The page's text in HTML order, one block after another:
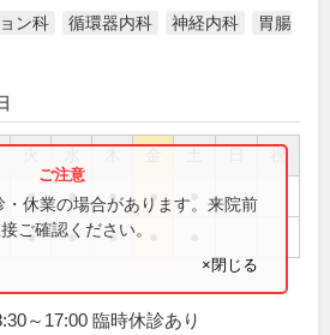
ン科 循環器内科 神経内科
胃腸
祝
● ● ● ●
● ● ●
休業の場合があります。来院前
ご確認ください。
×閉じる
～17:00 臨時休診あり